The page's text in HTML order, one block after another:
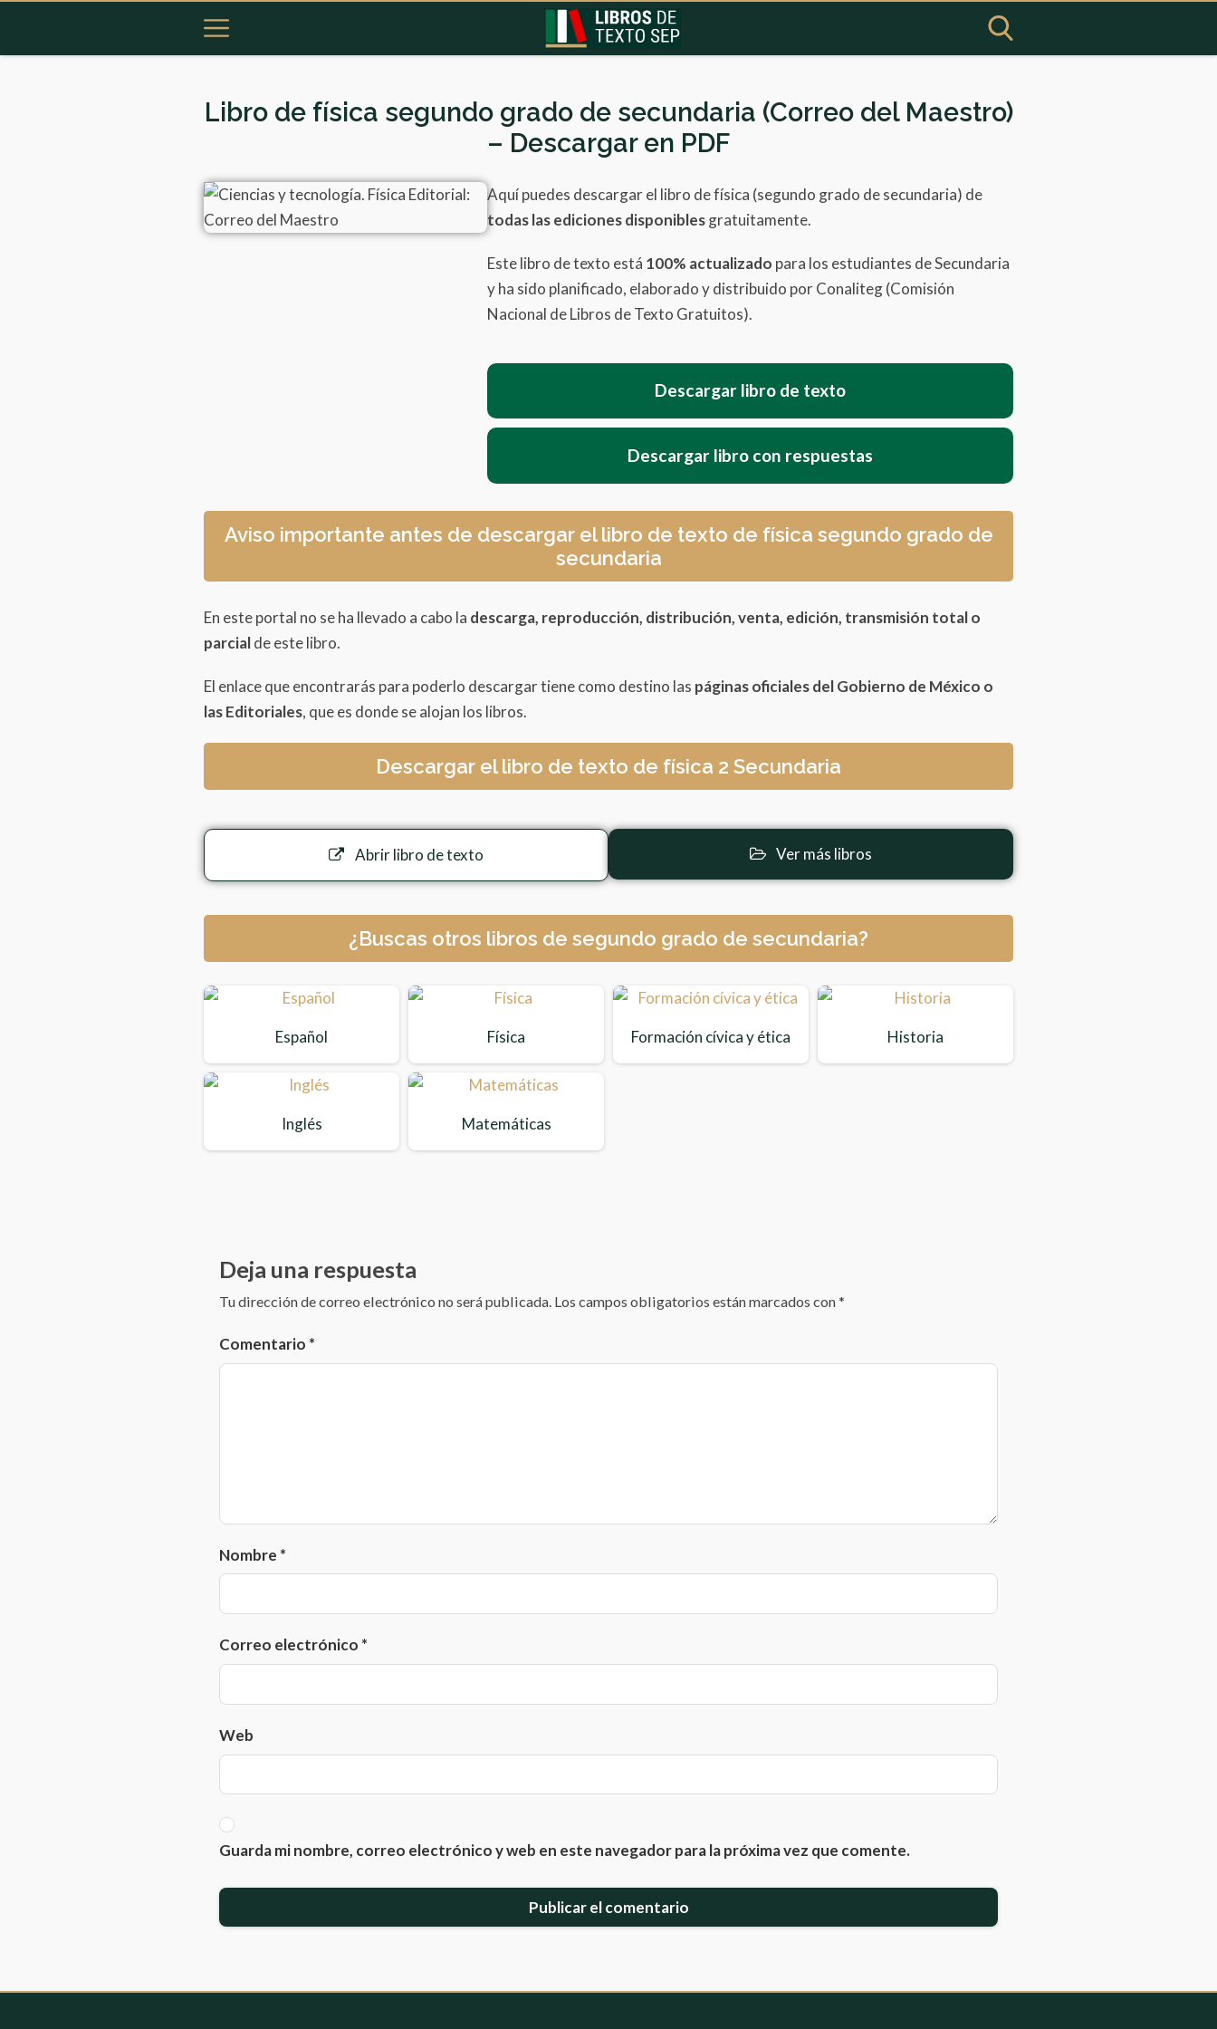
Libro de física segundo grado de secundaria (Correo del Maestro)
– Descargar en PDF
Aquí puedes descargar el libro de física (segundo grado de secundaria) de
todas las ediciones disponiblesgratuitamente.
Este libro de texto está 100% actualizado para los estudiantes de Secundaria
y ha sido planificado, elaborado y distribuido por Conaliteg (Comisión
Nacional de Libros de Texto Gratuitos).
Descargar libro de texto
Descargar libro con respuestas
Aviso importante antes de descargar el libro de texto de física segundo grado de
secundaria
En este portal no se ha llevado a cabo la descarga, reproducción, distribución, venta, edición, transmisión total o
parcialde este libro.
El enlace que encontrarás para poderlo descargar tiene como destino las páginas oficiales del Gobierno de México o
las Editoriales, que es donde se alojan los libros.
Descargar el libro de texto de física 2 Secundaria
Abrir libro de texto Ver más libros
¿Buscas otros libros de segundo grado de secundaria?
Español Física Formación cívica y ética Historia
Inglés Matemáticas
Deja una respuesta
Tu dirección de correo electrónico no será publicada. Los campos obligatorios están marcados con*
Comentario *
Nombre *
Correo electrónico *
Web
Guarda mi nombre, correo electrónico y web en este navegador para la próxima vez que comente.